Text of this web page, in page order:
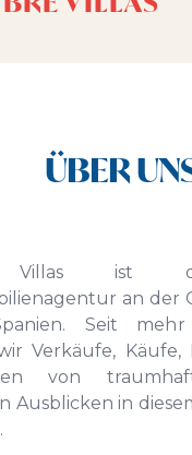
ÜBER
Villas ist
an der
Seit
Verkäufe, Käufe,
von
Ausblicken in